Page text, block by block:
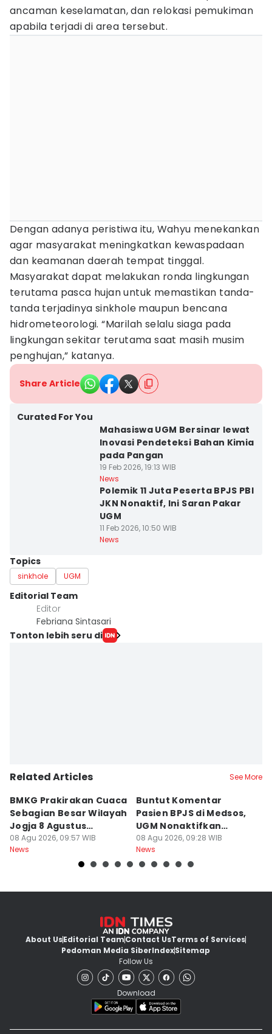
ancaman keselamatan, dan relokasi pemukiman
apabila terjadi di area tersebut.
Dengan adanya peristiwa itu, Wahyu menekankan
agar masyarakat meningkatkan kewaspadaan
dan keamanan daerah tempat tinggal.
Masyarakat dapat melakukan ronda lingkungan
terutama pasca hujan untuk memastikan tanda-
tanda terjadinya sinkhole maupun bencana
hidrometeorologi. “Marilah selalu siaga pada
lingkungan sekitar terutama saat masih musim
penghujan,” katanya.
Share Article
Curated For You
Mahasiswa UGM Bersinar lewat
Inovasi Pendeteksi Bahan Kimia
pada Pangan
19 Feb 2026, 19:13 WIB
News
Polemik 11 Juta Peserta BPJS PBI
JKN Nonaktif, Ini Saran Pakar
UGM
11 Feb 2026, 10:50 WIB
News
Topics
sinkhole UGM
Editorial Team
Editor
Febriana Sintasari
Tonton lebih seru di
Related Articles See More
BMKG Prakirakan Cuaca
Sebagian Besar Wilayah
Jogja 8 Agustus
Berawan
08 Agu 2026, 09:57 WIB
News
Buntut Komentar
Pasien BPJS di Medsos,
UGM Nonaktifkan
Dokter PPDS
08 Agu 2026, 09:28 WIB
News
About UsEditorial TeamContact UsTerms of Services
Pedoman Media SiberIndexSitemap
Follow Us
Download